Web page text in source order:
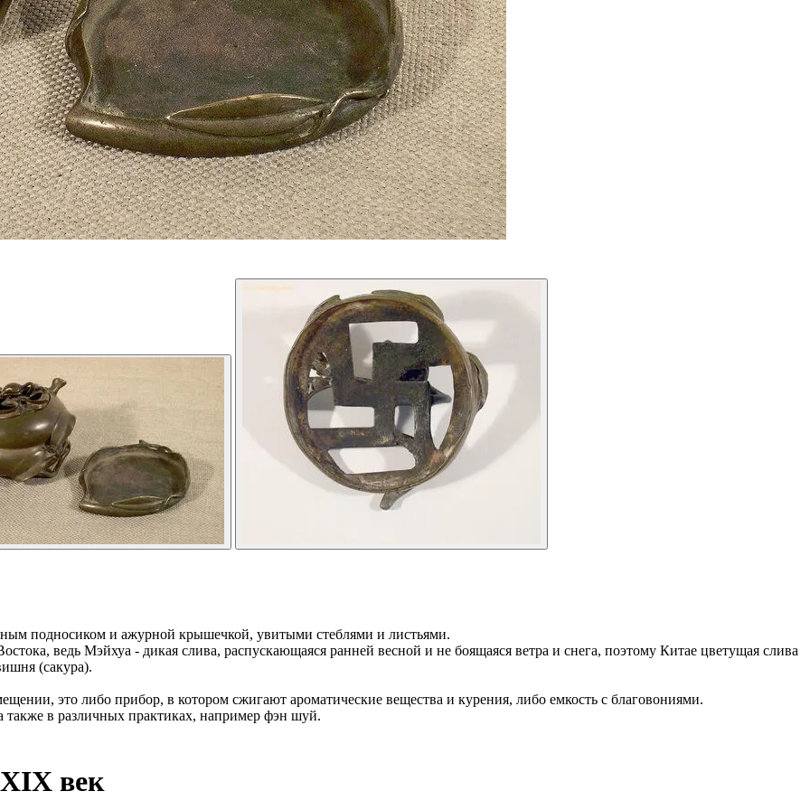
подносиком и ажурной крышечкой, увитыми стеблями и листьями.
ведь Мэйхуа - дикая слива, распускающаяся ранней весной и не боящаяся ветра и снега, поэтому Китае цветущая слива
(сакура).
это либо прибор, в котором сжигают ароматические вещества и курения, либо емкость с благовониями.
в различных практиках, например фэн шуй.
XIX век